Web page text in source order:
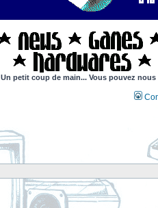
Un petit coup de main... Vous pouvez